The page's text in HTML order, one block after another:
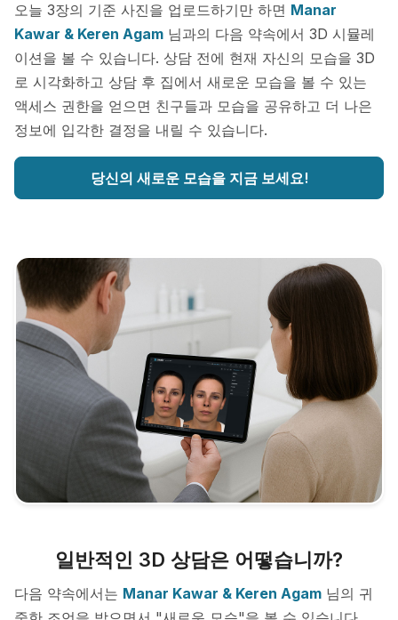
오늘 3장의 기준 사진을 업로드하기만 하면 Manar
Kawar & Keren Agam 님과의 다음 약속에서 3D 시뮬레
이션을 볼 수 있습니다. 상담 전에 현재 자신의 모습을 3D
로 시각화하고 상담 후 집에서 새로운 모습을 볼 수 있는
액세스 권한을 얻으면 친구들과 모습을 공유하고 더 나은
정보에 입각한 결정을 내릴 수 있습니다.
당신의 새로운 모습을 지금 보세요!
일반적인 3D 상담은 어떻습니까?
다음 약속에서는 Manar Kawar & Keren Agam 님의 귀